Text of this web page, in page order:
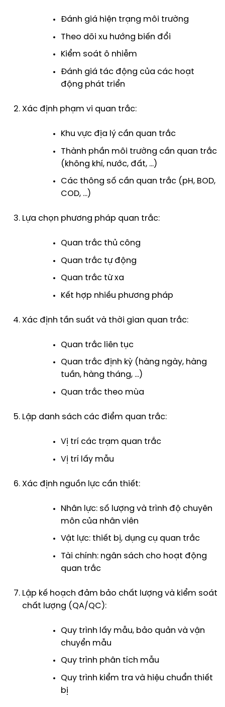
Đánh giá hiện trạng môi trường
Theo dõi xu hướng biến đổi
Kiểm soát ô nhiễm
Đánh giá tác động của các hoạt
động phát triển
Xác định phạm vi quan trắc:
Khu vực địa lý cần quan trắc
Thành phần môi trường cần quan trắc
(không khí, nước, đất, …)
Các thông số cần quan trắc (pH, BOD,
COD, …)
Lựa chọn phương pháp quan trắc:
Quan trắc thủ công
Quan trắc tự động
Quan trắc từ xa
Kết hợp nhiều phương pháp
Xác định tần suất và thời gian quan trắc:
Quan trắc liên tục
Quan trắc định kỳ (hàng ngày, hàng
tuần, hàng tháng, …)
Quan trắc theo mùa
Lập danh sách các điểm quan trắc:
Vị trí các trạm quan trắc
Vị trí lấy mẫu
Xác định nguồn lực cần thiết:
Nhân lực: số lượng và trình độ chuyên
môn của nhân viên
Vật lực: thiết bị, dụng cụ quan trắc
Tài chính: ngân sách cho hoạt động
quan trắc
Lập kế hoạch đảm bảo chất lượng và kiểm soát
chất lượng (QA/QC):
Quy trình lấy mẫu, bảo quản và vận
chuyển mẫu
Quy trình phân tích mẫu
Quy trình kiểm tra và hiệu chuẩn thiết
bị